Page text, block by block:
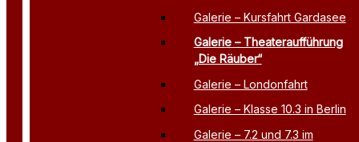
Galerie – Kursfahrt Gardasee
Galerie – Theateraufführung
„Die Räuber“
Galerie – Londonfahrt
Galerie – Klasse 10.3 in Berlin
Galerie – 7.2 und 7.3 im